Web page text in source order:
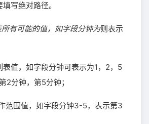
写绝对路径。
所有可能的值，如字段分钟为则表示
如字段分钟可表示为1，2，5
2分钟，第5分钟；
，如字段分钟3-5，表示第3